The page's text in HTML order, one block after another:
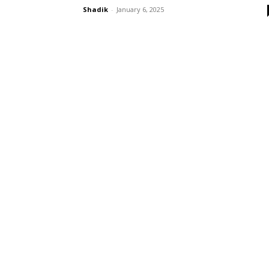
Shadik - January 6, 2025